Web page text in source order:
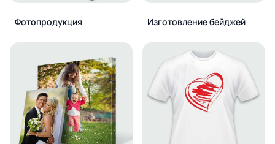
Фотопродукция Изготовление бейджей